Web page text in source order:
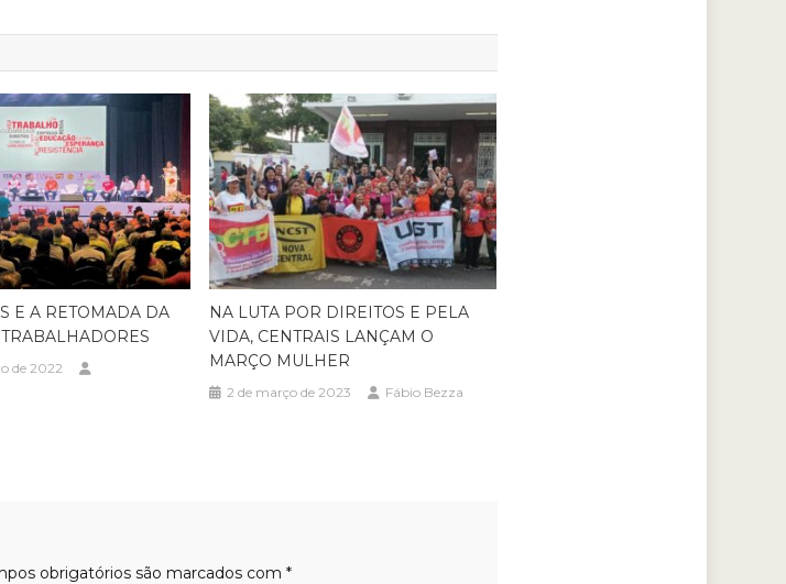
E A RETOMADA DA
de 2022
NA LUTA POR DIREITOS E PELA
VIDA, CENTRAIS LANÇAM O
MARÇO MULHER
2 de março de 2023 Fábio Bezza
obrigatórios são marcados com *